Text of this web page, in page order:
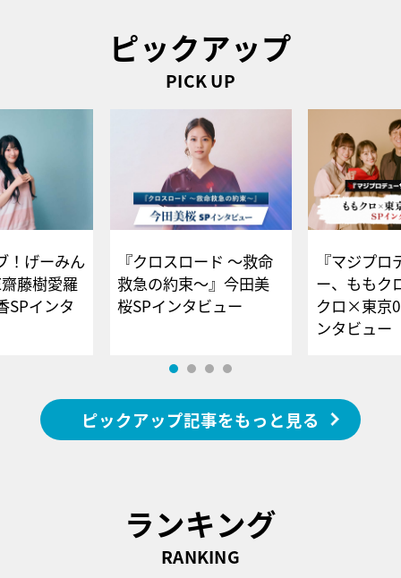
ピックアップ
PICK UP
！げーみん
藤樹愛羅
SPインタ
『クロスロード ～救命
救急の約束～』今田美
桜SPインタビュー
『マジプロ
ー、ももク
クロ×東京
ンタビュー
ピックアップ記事をもっと見る
ランキング
RANKING